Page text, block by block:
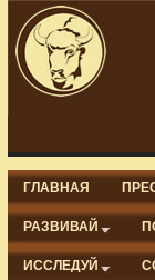
ГЛАВНАЯ
РАЗВИВАЙ
ИССЛЕДУЙ